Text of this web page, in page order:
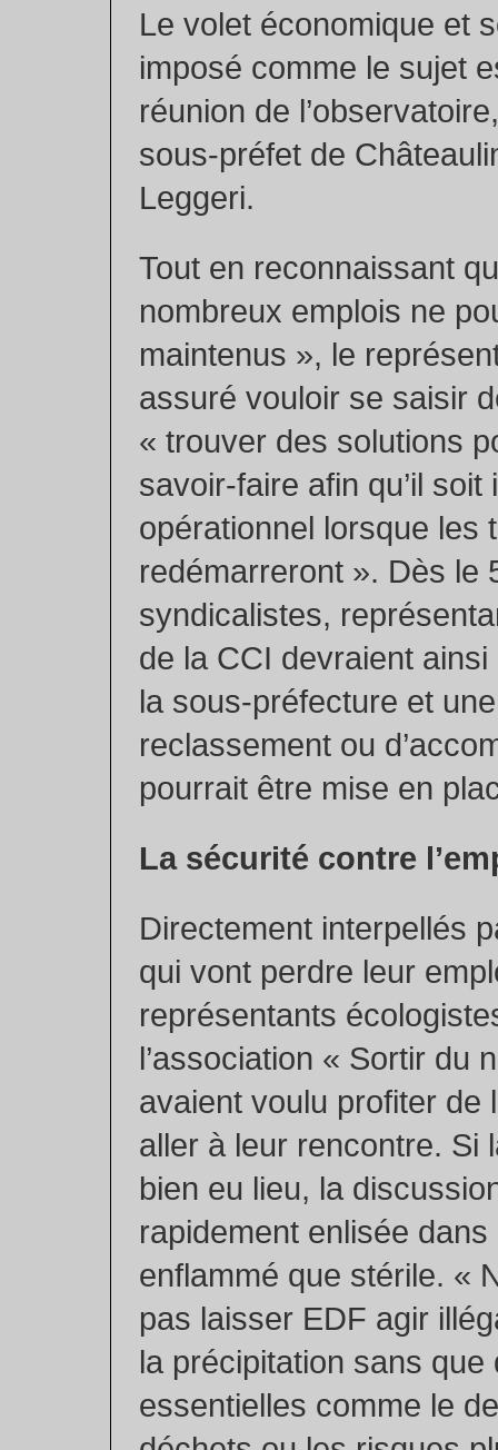
Le volet économique et
imposé comme le sujet
réunion de
sous-préfet de
Leggeri.
Tout en reconnaissant
nombreux emplois ne
maintenus », le
assuré vouloir se saisir
« trouver des solutions
savoir-faire afin qu’il
opérationnel lorsque les
redémarreront ». Dès le
syndicalistes,
de la CCI devraient
la sous-préfecture et
reclassement ou
pourrait être mise en
La sécurité contre
Directement interpellés
qui vont perdre leur
représentants
l’association « Sortir du
avaient voulu profiter de
aller à leur rencontre. Si
bien eu lieu, la
rapidement enlisée
enflammé que stérile. «
pas laisser EDF agir
la précipitation sans que
essentielles comme le